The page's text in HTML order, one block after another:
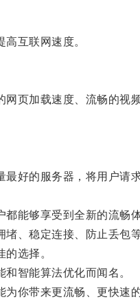
互联网速度。
加载速度、流畅的视频
的服务器，将用户请
能够享受到全新的流畅体
、稳定连接、防止丢包等
选择。
智能算法优化而闻名。
你带来更流畅、更快速的